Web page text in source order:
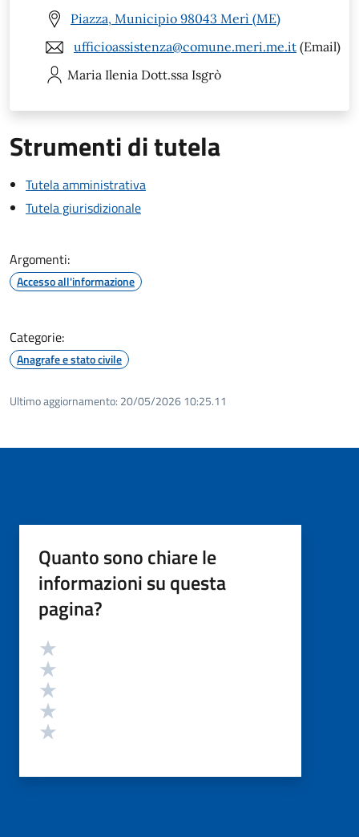
Piazza, Municipio 98043 Merì (ME)
ufficioassistenza@comune.meri.me.it (Email)
Maria Ilenia Dott.ssa Isgrò
Strumenti di tutela
Tutela amministrativa
Tutela giurisdizionale
Argomenti:
Accesso all'informazione
Categorie:
Anagrafe e stato civile
Ultimo aggiornamento: 20/05/2026 10:25.11
Quanto sono chiare le
informazioni su questa
pagina?
Valutazione